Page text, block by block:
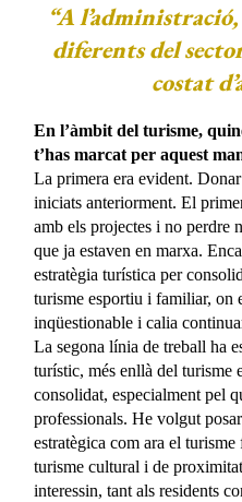
“A
diferents del
costat
En l’àmbit del turisme,
t’has marcat per aquest
La primera era evident.
iniciats anteriorment. El
amb els projectes i no perdre
que ja estaven en marxa.
estratègia turística per
turisme esportiu i familiar, on
inqüestionable i calia
La segona línia de treball ha
turístic, més enllà del turisme
consolidat, especialment pel
professionals. He volgut
estratègica com ara el
turisme cultural i de
interessin, tant als residents